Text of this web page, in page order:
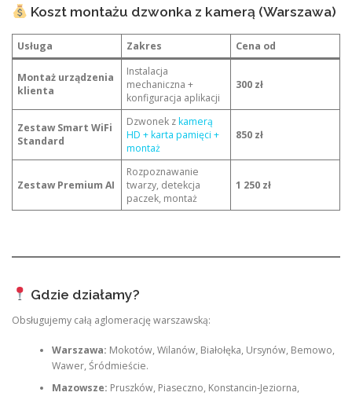
Koszt montażu dzwonka z kamerą (Warszawa)
Usługa Zakres Cena od
Montaż urządzenia
klienta
Instalacja
mechaniczna +
konfiguracja aplikacji
300 zł
Zestaw Smart WiFi
Standard
Dzwonek zkamerą
HD + karta pamięci +
montaż
850 zł
Zestaw Premium AI
Rozpoznawanie
twarzy, detekcja
paczek, montaż
1 250 zł
Gdzie działamy?
Obsługujemy całą aglomerację warszawską:
Warszawa: Mokotów, Wilanów, Białołęka, Ursynów, Bemowo,
Wawer, Śródmieście.
Mazowsze: Pruszków, Piaseczno, Konstancin-Jeziorna,